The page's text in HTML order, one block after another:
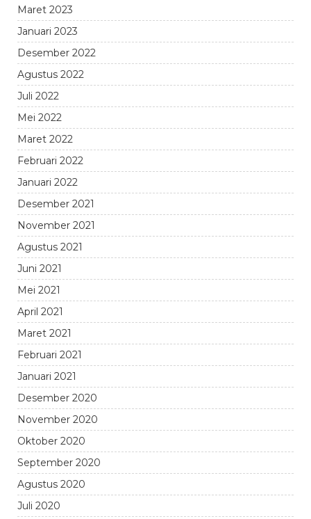
Maret 2023
Januari 2023
Desember 2022
Agustus 2022
Juli 2022
Mei 2022
Maret 2022
Februari 2022
Januari 2022
Desember 2021
November 2021
Agustus 2021
Juni 2021
Mei 2021
April 2021
Maret 2021
Februari 2021
Januari 2021
Desember 2020
November 2020
Oktober 2020
September 2020
Agustus 2020
Juli 2020